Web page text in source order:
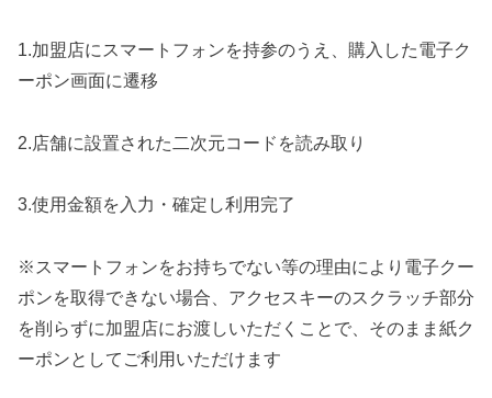
1.加盟店にスマートフォンを持参のうえ、購入した電子ク
ーポン画面に遷移
2.店舗に設置された二次元コードを読み取り
3.使用金額を入力・確定し利用完了
※スマートフォンをお持ちでない等の理由により電子クー
ポンを取得できない場合、アクセスキーのスクラッチ部分
を削らずに加盟店にお渡しいただくことで、そのまま紙ク
ーポンとしてご利用いただけます